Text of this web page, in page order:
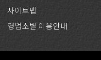
사이트맵
영업소별 이용안내